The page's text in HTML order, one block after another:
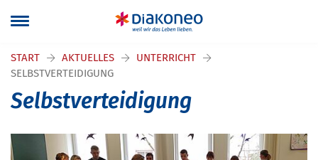
START AKTUELLES
UNTERRICHT
SELBSTVERTEIDIGUNG
Selbstverteidigung